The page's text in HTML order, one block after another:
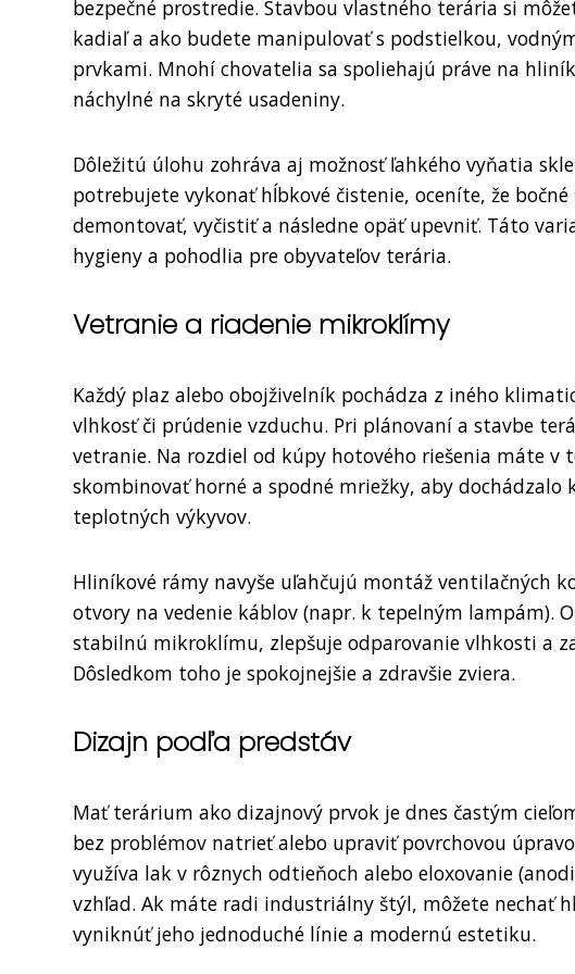
bezpečné prostredie. Stavbou vlastného terária si
kadiaľ a ako budete manipulovať s podstielkou,
prvkami. Mnohí chovatelia sa spoliehajú práve na
náchylné na skryté usadeniny.
Dôležitú úlohu zohráva aj možnosť ľahkého vyňatia
potrebujete vykonať hĺbkové čistenie, oceníte, že
demontovať, vyčistiť a následne opäť upevniť. Táto
hygieny a pohodlia pre obyvateľov terária.
Vetranie a riadenie mikroklímy
Každý plaz alebo obojživelník pochádza z iného
vlhkosť či prúdenie vzduchu. Pri plánovaní a stavbe
vetranie. Na rozdiel od kúpy hotového riešenia máte
skombinovať horné a spodné mriežky, aby
teplotných výkyvov.
Hliníkové rámy navyše uľahčujú montáž ventilačných
otvory na vedenie káblov (napr. k tepelným lampám).
stabilnú mikroklímu, zlepšuje odparovanie vlhkosti a
Dôsledkom toho je spokojnejšie a zdravšie zviera.
Dizajn podľa predstáv
Mať terárium ako dizajnový prvok je dnes častým
bez problémov natrieť alebo upraviť povrchovou
využíva lak v rôznych odtieňoch alebo eloxovanie
vzhľad. Ak máte radi industriálny štýl, môžete nechať
vyniknúť jeho jednoduché línie a modernú estetiku.